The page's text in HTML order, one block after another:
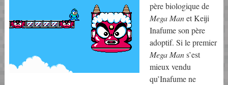
père biologique de
Mega Manet Keiji
Inafume son père
adoptif. Si le premier
Mega Mans’est
mieux vendu
qu’Inafume ne